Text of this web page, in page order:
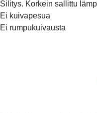
Silitys. Korkein sallittu
Ei kuivapesua
Ei rumpukuivausta